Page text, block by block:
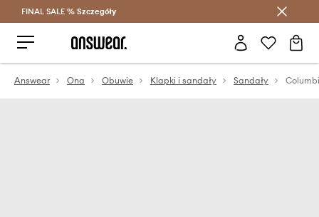
Oszczędzaj z Answear Club >
FINAL SALE % Szczegóły
Answear Ona Obuwie Klapki i sandały Sandały